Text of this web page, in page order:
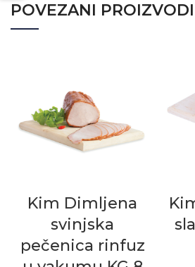
POVEZANI PROIZVODI
Kim Dimljena
svinjska
pečenica rinfuz